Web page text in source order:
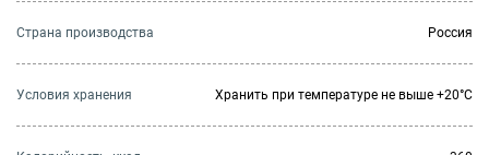
Страна производства Россия
Условия хранения Хранить при температуре не выше +20°C